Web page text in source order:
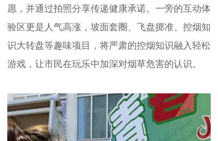
资料库
+
愿，并通过拍照分享传递健康承诺。一旁的互动体
验区更是人气高涨，坡面套圈、飞盘掷准、控烟知
识大转盘等趣味项目，将严肃的控烟知识融入轻松
游戏，让市民在玩乐中加深对烟草危害的认识。